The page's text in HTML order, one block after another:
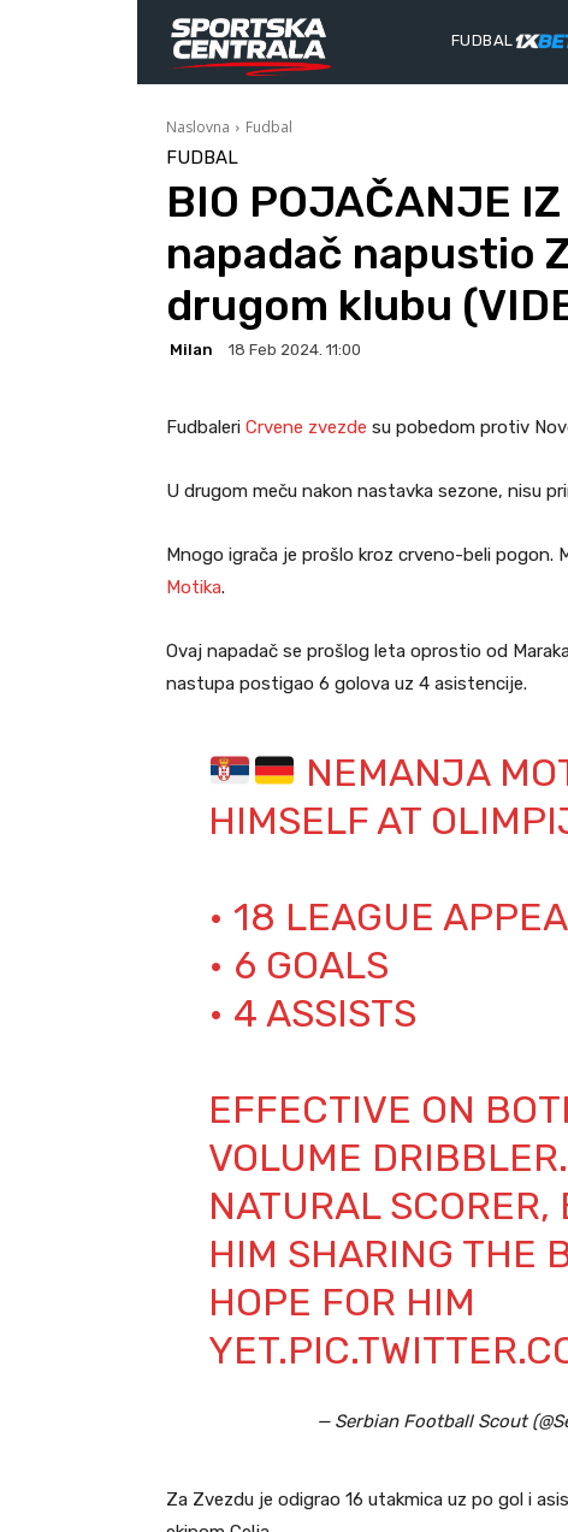
FUDBAL
Naslovna Fudbal
FUDBAL
BIO POJAČANJE
napadač napustio
drugom klubu
Milan 18 Feb 2024. 11:00
Fudbaleri Crvene zvezde su pobedom protiv
U drugom meču nakon nastavka sezone, nisu
Mnogo igrača je prošlo kroz crveno-beli pogon.
Motika.
Ovaj napadač se prošlog leta oprostio od
nastupa postigao 6 golova uz 4 asistencije.
NEMANJA
HIMSELF AT
• 18 LEAGUE
• 6 GOALS
• 4 ASSISTS
EFFECTIVE ON
VOLUME
NATURAL SCORER,
HIM SHARING THE
HOPE FOR HIM
YET.
— Serbian Football Scout
Za Zvezdu je odigrao 16 utakmica uz po gol i